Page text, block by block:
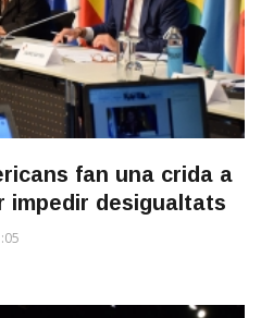
fan una crida a
impedir desigualtats